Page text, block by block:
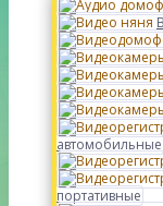
автомобильные
портативные